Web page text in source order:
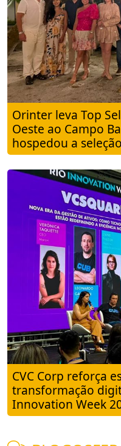
Orinter leva Top
Oeste ao Campo
hospedou a
CVC Corp reforça
transformação
Innovation Week